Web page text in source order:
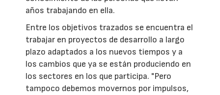
años trabajando en ella.
Entre los objetivos trazados se encuentra el
trabajar en proyectos de desarrollo a largo
plazo adaptados a los nuevos tiempos y a
los cambios que ya se están produciendo en
los sectores en los que participa. "Pero
tampoco debemos movernos por impulsos,